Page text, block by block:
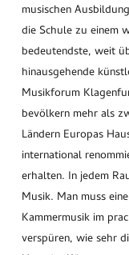
musischen
die Schule zu einem
bedeutendste, weit
hinausgehende
Musikforum
bevölkern mehr als
Ländern Europas
international
erhalten. In jedem
Musik. Man muss
Kammermusik im
verspüren, wie sehr